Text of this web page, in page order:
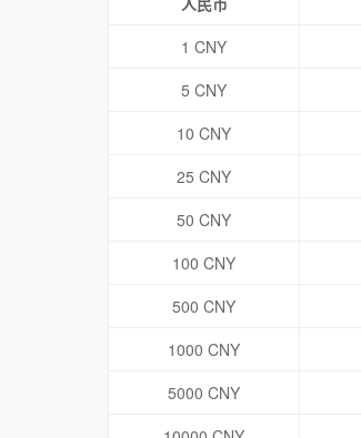
1 CNY
5 CNY
10 CNY
25 CNY
50 CNY
100 CNY
500 CNY
1000 CNY
5000 CNY